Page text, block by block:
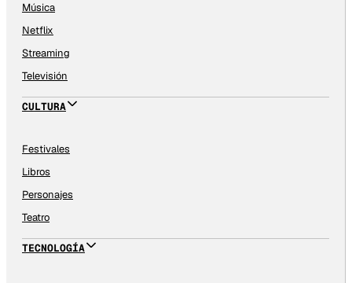
Música
Netflix
Streaming
Televisión
CULTURA
Festivales
Libros
Personajes
Teatro
TECNOLOGÍA